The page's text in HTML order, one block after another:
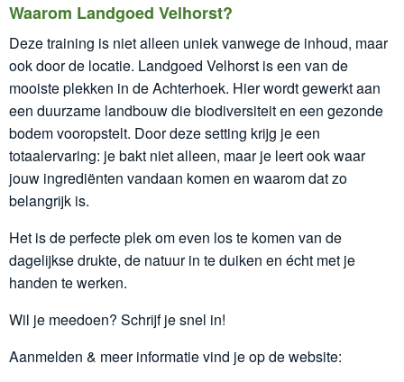
Waarom Landgoed Velhorst?
Deze training is niet alleen uniek vanwege de inhoud, maar
ook door de locatie. Landgoed Velhorst is een van de
mooiste plekken in de Achterhoek. Hier wordt gewerkt aan
een duurzame landbouw die biodiversiteit en een gezonde
bodem vooropstelt. Door deze setting krijg je een
totaalervaring: je bakt niet alleen, maar je leert ook waar
jouw ingrediënten vandaan komen en waarom dat zo
belangrijk is.
Het is de perfecte plek om even los te komen van de
dagelijkse drukte, de natuur in te duiken en écht met je
handen te werken.
Wil je meedoen? Schrijf je snel in!
Aanmelden & meer informatie vind je op de website: